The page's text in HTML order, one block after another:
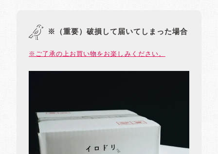
※（重要）破損して届いてしまった場合
※ご了承の上お買い物をお楽しみください。